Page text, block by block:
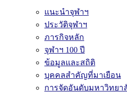
แนะนำจุฬาฯ
ประวัติจุฬาฯ
ภารกิจหลัก
จุฬาฯ 100 ปี
ข้อมูลและสถิติ
บุคคลสำคัญที่มาเยือน
การจัดอันดับมหาวิทยา